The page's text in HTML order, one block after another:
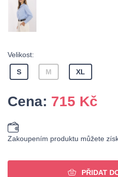
Velikost:
S M XL
Cena: 715 Kč
Zakoupením produktu můžete
PŘIDAT